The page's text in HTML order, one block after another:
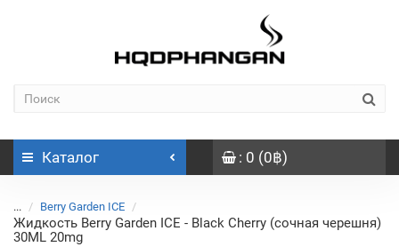
Каталог : 0 (0฿)
... Berry Garden ICE
Жидкость Berry Garden ICE - Black Cherry (сочная черешня)
30ML 20mg